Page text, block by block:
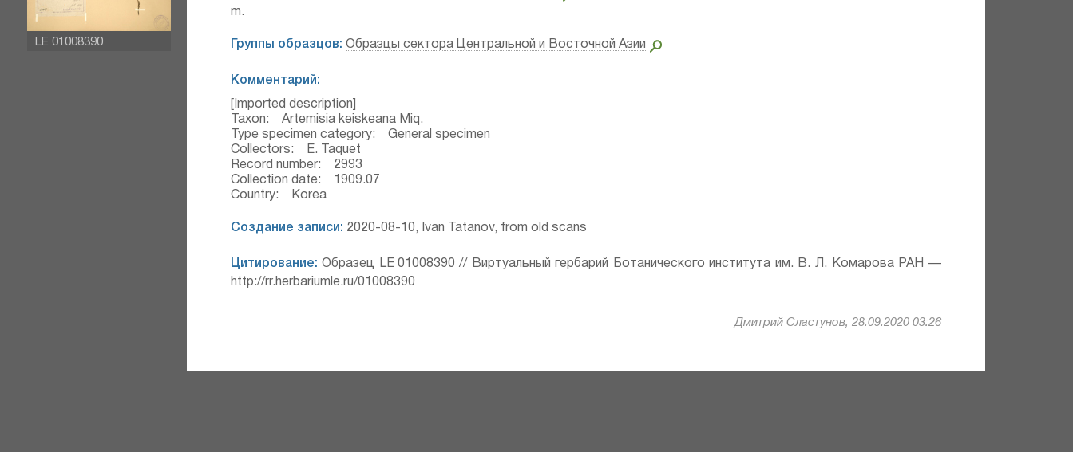
LE 01008390
m.
Группы образцов: Образцы сектора Центральной и Восточной Азии
Комментарий:
[Imported description]
Taxon: Artemisia keiskeana Miq.
Type specimen category: General specimen
Collectors: E. Taquet
Record number: 2993
Collection date: 1909.07
Country: Korea
Создание записи: 2020-08-10, Ivan Tatanov, from old scans
Цитирование: Образец LE 01008390 // Виртуальный гербарий Ботанического института им. В. Л. Комарова РАН —
http://rr.herbariumle.ru/01008390
Дмитрий Сластунов, 28.09.2020 03:26